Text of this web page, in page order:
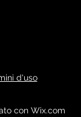
d'uso
con Wix.com